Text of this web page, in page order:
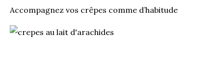
Accompagnez vos crêpes comme d’habitude